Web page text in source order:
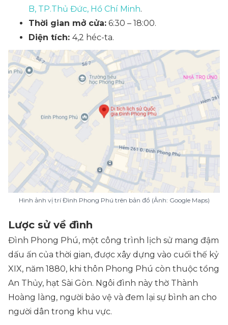
B, TP.Thủ Đức, Hồ Chí Minh.
Thời gian mở cửa: 6:30 – 18:00.
Diện tích: 4,2 héc-ta.
Hình ảnh vị trí Đình Phong Phú trên bản đồ (Ảnh: Google Maps)
Lược sử về đình
Đình Phong Phú, một công trình lịch sử mang đậm
dấu ấn của thời gian, được xây dựng vào cuối thế kỷ
XIX, năm 1880, khi thôn Phong Phú còn thuộc tổng
An Thủy, hạt Sài Gòn. Ngôi đình này thờ Thành
Hoàng làng, người bảo vệ và đem lại sự bình an cho
người dân trong khu vực.